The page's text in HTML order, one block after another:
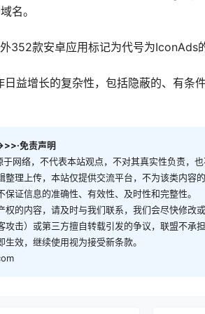
名。
352款安卓应用标记为代号为IconAds
益增长的复杂性，包括隐蔽的、有条
免责声明
网络，不代表本站观点，不对其真实性负责，也
理上传，本站仅提供交流平台，不为该类内容的
证信息的准确性、有效性、及时性和完整性。
的内容，请及时与我们联系，我们会尽快修改或
击）或第三方擅自转载引发的争议，联盟不承担
效，继续使用视为接受新条款。